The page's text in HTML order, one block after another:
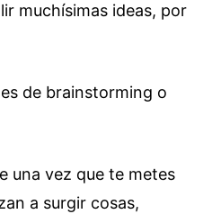
muchísimas ideas, por
de brainstorming o
una vez que te metes
a surgir cosas,